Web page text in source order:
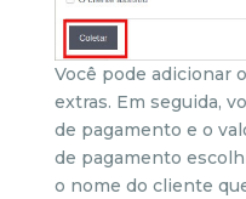
Você pode adicionar
extras. Em seguida,
de pagamento e o
de pagamento
o nome do cliente